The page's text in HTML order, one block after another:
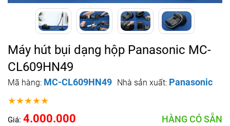
Máy hút bụi dạng hộp Panasonic MC-
CL609HN49
Mã hàng: MC-CL609HN49 Nhà sản xuất: Panasonic
★★★★★
Giá: 4.000.000 HÀNG CÓ SẴN